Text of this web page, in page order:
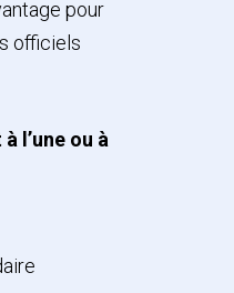
pour
officiels
l’une ou à